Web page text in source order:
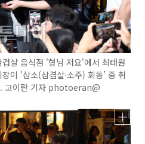
살 음식점 '형님 저요'에서 최태원
이 '삼소(삼겹살·소주) 회동’ 중 취
. 고이란 기자 photoeran@